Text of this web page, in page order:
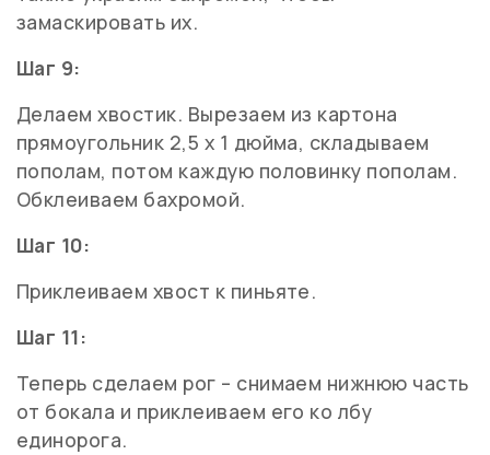
замаскировать их.
Шаг 9:
Делаем хвостик. Вырезаем из картона
прямоугольник 2,5 х 1 дюйма, складываем
пополам, потом каждую половинку пополам.
Обклеиваем бахромой.
Шаг 10:
Приклеиваем хвост к пиньяте.
Шаг 11:
Теперь сделаем рог – снимаем нижнюю часть
от бокала и приклеиваем его ко лбу
единорога.